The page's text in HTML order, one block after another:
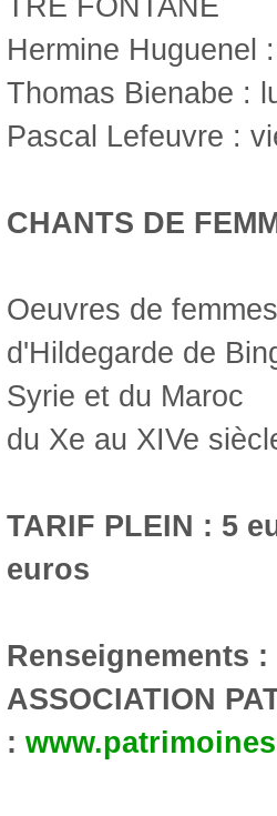
Hermine Huguenel
Thomas Bienabe :
Pascal Lefeuvre :
CHANTS DE
Oeuvres de
d'Hildegarde de
Syrie et du Maroc
du Xe au XIVe
TARIF PLEIN : 5
euros
Renseignements :
ASSOCIATION
: